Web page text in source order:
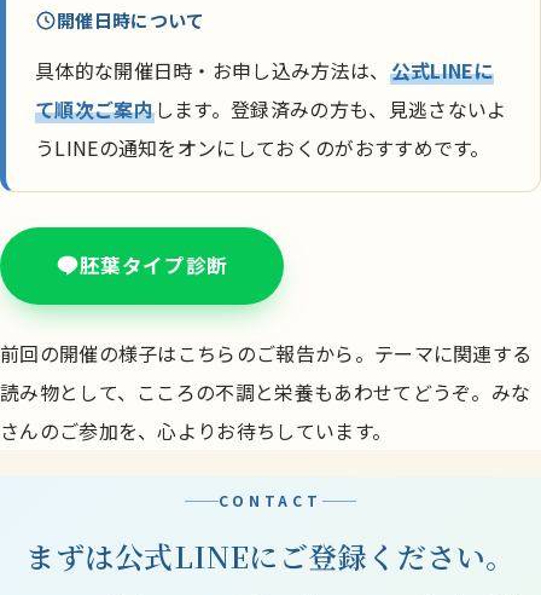
開催日時について
具体的な開催日時・お申し込み方法は、 公式LINEに
て順次ご案内します。登録済みの方も、見逃さないよ
うLINEの通知をオンにしておくのがおすすめです。
胚葉タイプ診断
前回の開催の様子は こちらのご報告から。テーマに関連する
読み物として、 こころの不調と栄養もあわせてどうぞ。みな
さんのご参加を、心よりお待ちしています。
CONTACT
まずは公式LINEにご登録ください。